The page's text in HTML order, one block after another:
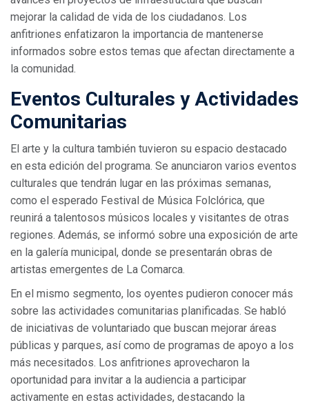
mejorar la calidad de vida de los ciudadanos. Los
anfitriones enfatizaron la importancia de mantenerse
informados sobre estos temas que afectan directamente a
la comunidad.
Eventos Culturales y Actividades
Comunitarias
El arte y la cultura también tuvieron su espacio destacado
en esta edición del programa. Se anunciaron varios eventos
culturales que tendrán lugar en las próximas semanas,
como el esperado Festival de Música Folclórica, que
reunirá a talentosos músicos locales y visitantes de otras
regiones. Además, se informó sobre una exposición de arte
en la galería municipal, donde se presentarán obras de
artistas emergentes de La Comarca.
En el mismo segmento, los oyentes pudieron conocer más
sobre las actividades comunitarias planificadas. Se habló
de iniciativas de voluntariado que buscan mejorar áreas
públicas y parques, así como de programas de apoyo a los
más necesitados. Los anfitriones aprovecharon la
oportunidad para invitar a la audiencia a participar
activamente en estas actividades, destacando la